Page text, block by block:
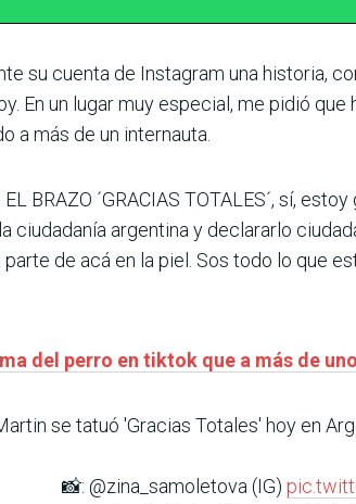
su cuenta de Instagram una historia,
En un lugar muy especial, me pidió
a más de un internauta.
BRAZO ´GRACIAS TOTALES´, sí,
ciudadanía argentina y declararlo
parte de acá en la piel. Sos todo lo que
del perro en tiktok que a más de
se tatuó 'Gracias Totales' hoy en
📸: @zina_samoletova (IG)